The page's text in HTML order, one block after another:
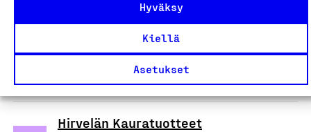
Hyväksy
Kiellä
Asetukset
Gluteenittomat hiutaleet ja
hiutaleseokset
Fazer Finland Oy, Tuote
Viljatuotteet
Hirvelän Kauratuotteet